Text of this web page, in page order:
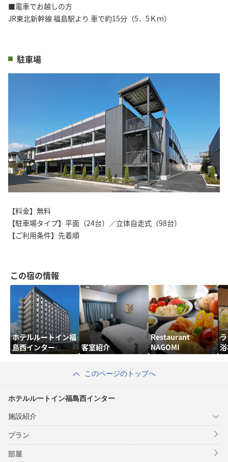
■電車でお越しの方
JR東北新幹線 福島駅より 車で約15分（5．5Ｋｍ）
駐車場
【料金】無料
【駐車場タイプ】平面（24台）／立体自走式（98台）
【ご利用条件】先着順
この宿の情報
ホテルルートイン福
島西インター
客室紹介
Restaurant
NAGOMI
このページのトップへ
ホテルルートイン福島西インター
施設紹介
プラン
部屋